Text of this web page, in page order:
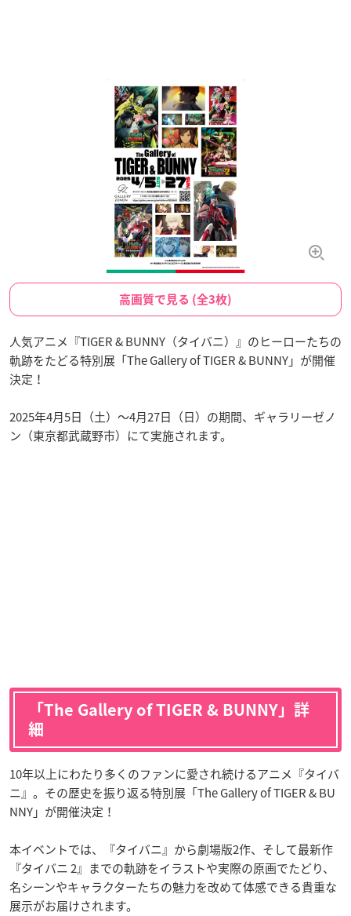
高画質で見る (全3枚)
人気アニメ『TIGER & BUNNY（タイバニ）』のヒーローたちの
軌跡をたどる特別展「The Gallery of TIGER & BUNNY」が開催
決定！
2025年4月5日（土）〜4月27日（日）の期間、ギャラリーゼノ
ン（東京都武蔵野市）にて実施されます。
「The Gallery of TIGER & BUNNY」詳
細
10年以上にわたり多くのファンに愛され続けるアニメ『タイバ
ニ』。その歴史を振り返る特別展「The Gallery of TIGER & BU
NNY」が開催決定！
本イベントでは、『タイバニ』から劇場版2作、そして最新作
『タイバニ 2』までの軌跡をイラストや実際の原画でたどり、
名シーンやキャラクターたちの魅力を改めて体感できる貴重な
展示がお届けされます。